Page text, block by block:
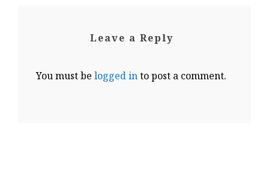
Leave a Reply
You must be logged into post a comment.